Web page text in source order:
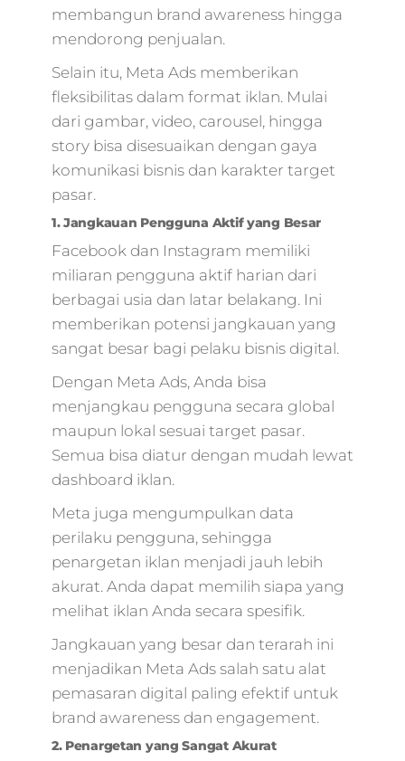
membangun brand awareness hingga
mendorong penjualan.
Selain itu, Meta Ads memberikan
fleksibilitas dalam format iklan. Mulai
dari gambar, video, carousel, hingga
story bisa disesuaikan dengan gaya
komunikasi bisnis dan karakter target
pasar.
1. Jangkauan Pengguna Aktif yang Besar
Facebook dan Instagram memiliki
miliaran pengguna aktif harian dari
berbagai usia dan latar belakang. Ini
memberikan potensi jangkauan yang
sangat besar bagi pelaku bisnis digital.
Dengan Meta Ads, Anda bisa
menjangkau pengguna secara global
maupun lokal sesuai target pasar.
Semua bisa diatur dengan mudah lewat
dashboard iklan.
Meta juga mengumpulkan data
perilaku pengguna, sehingga
penargetan iklan menjadi jauh lebih
akurat. Anda dapat memilih siapa yang
melihat iklan Anda secara spesifik.
Jangkauan yang besar dan terarah ini
menjadikan Meta Ads salah satu alat
pemasaran digital paling efektif untuk
brand awareness dan engagement.
2. Penargetan yang Sangat Akurat